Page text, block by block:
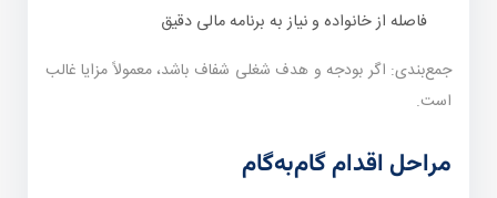
فاصله از خانواده و نیاز به برنامه مالی دقیق
جمع‌بندی: اگر بودجه و هدف شغلی شفاف باشد، معمولاً مزایا غالب
است.
مراحل اقدام گام‌به‌گام